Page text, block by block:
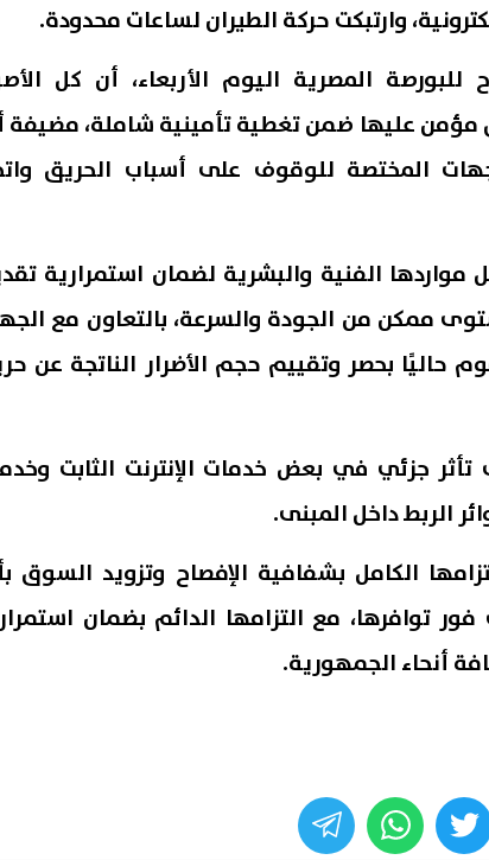
وارتبكت حركة الطيران لساعات محدودة.
المصرية اليوم الأربعاء، أن كل
مؤمن عليها ضمن تغطية تأمينية شاملة، مضيفة
المختصة للوقوف على أسباب الحريق
الفنية والبشرية لضمان استمرارية
ممكن من الجودة والسرعة، بالتعاون مع
حاليًا بحصر وتقييم حجم الأضرار الناتجة عن
جزئي في بعض خدمات الإنترنت الثابت
الربط داخل المبنى.
الكامل بشفافية الإفصاح وتزويد السوق
توافرها، مع التزامها الدائم بضمان
أنحاء الجمهورية.
twitter
whats
حكم النفقة.. القبض على
سعيد لاعب المنتخب السابق
كيف تتأكد من اعتماد
المعهد قبل التسجيل في